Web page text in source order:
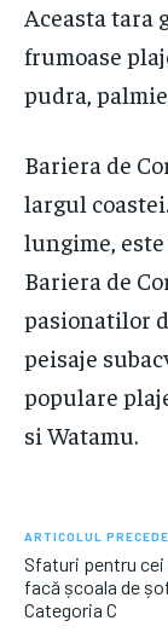
Aceasta tara
frumoase
pudra,
Bariera de
largul
lungime,
Bariera de
pasionatilor
peisaje
populare
si Watamu.
ARTICOLUL
​Sfaturi pentru cei
facă școala de
Categoria C